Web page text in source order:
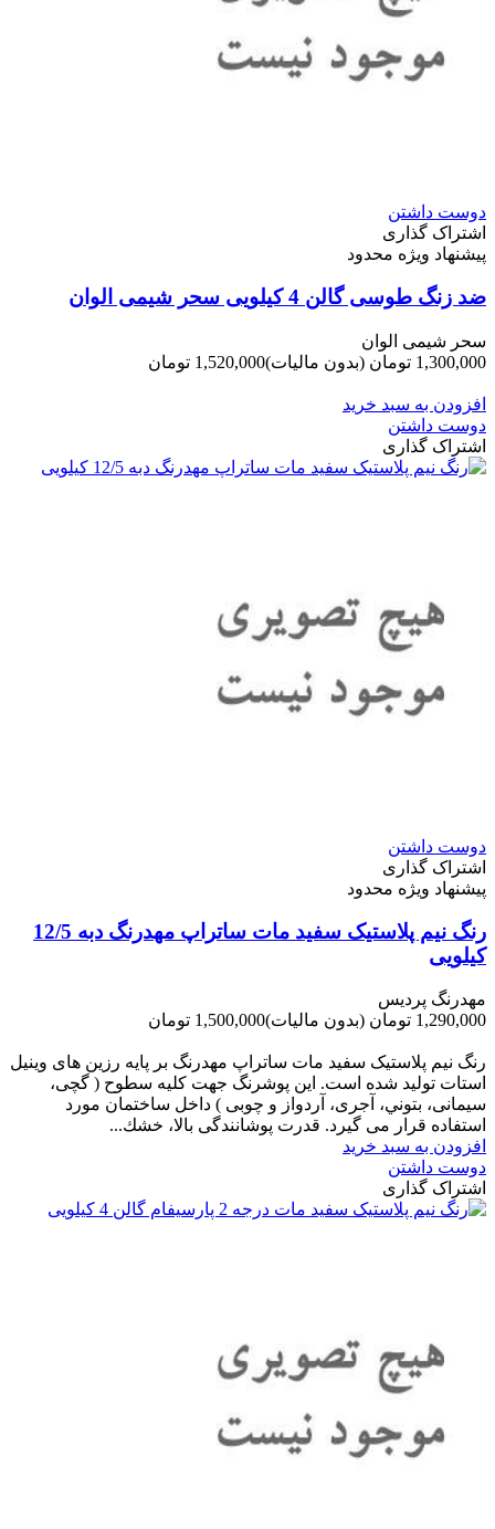
دوست داشتن
اشتراک گذاری
پیشنهاد ویژه محدود
ضد زنگ طوسی گالن 4 کیلویی سحر شیمی الوان
سحر شیمی الوان
1,300,000 تومان
(بدون مالیات)1,520,000 تومان
افزودن به سبد خرید
دوست داشتن
اشتراک گذاری
دوست داشتن
اشتراک گذاری
پیشنهاد ویژه محدود
رنگ نیم پلاستیک سفید مات ساتراپ مهدرنگ دبه 12/5
کیلویی
مهدرنگ پردیس
1,290,000 تومان
(بدون مالیات)1,500,000 تومان
رنگ نیم پلاستیک سفید مات ساتراپ مهدرنگ بر پایه رزین های وینیل
استات تولید شده است. این پوشرنگ جهت کلیه سطوح ( گچی،
سیمانی، بتوني، آجری، آردواز و چوبی ) داخل ساختمان مورد
استفاده قرار می گیرد. قدرت پوشانندگی بالا، خشك...
افزودن به سبد خرید
دوست داشتن
اشتراک گذاری